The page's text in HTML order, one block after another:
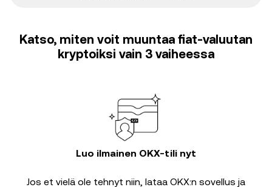
Katso, miten voit muuntaa fiat-valuutan
kryptoiksi vain 3 vaiheessa
Luo ilmainen OKX-tili nyt
Jos et vielä ole tehnyt niin, lataa OKX:n sovellus ja